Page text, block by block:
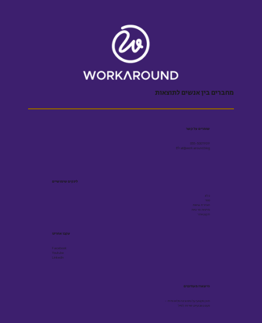
מחברים בין אנשים לתוצאות
שומרים על קשר
055-5001909
Efrat@workaround.blog
לינקים שימושיים
בלוג
ספר
הצהרת נגישות
מדיניות פרטיות
תקנון אתר
עקבו אחרינו
Facebook
Youtube
Linkedin
הישארו מעודכנים
תוכן מקצועי על גיוס ובינה מלאכותית -
פעם בשבועיים, ישירות למייל